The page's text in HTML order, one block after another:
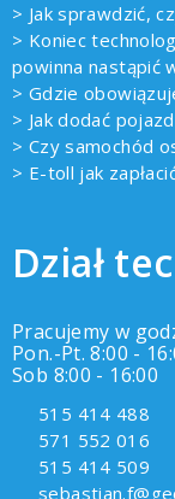
> Jak sprawdzić,
> Koniec
powinna nastąpić
> Gdzie
> Jak dodać
> Czy samochód
> E-toll jak
Dział
Pracujemy w
Pon.-Pt. 8:00 -
Sob 8:00 - 16:00
515 414 488
571 552 016
515 414 509